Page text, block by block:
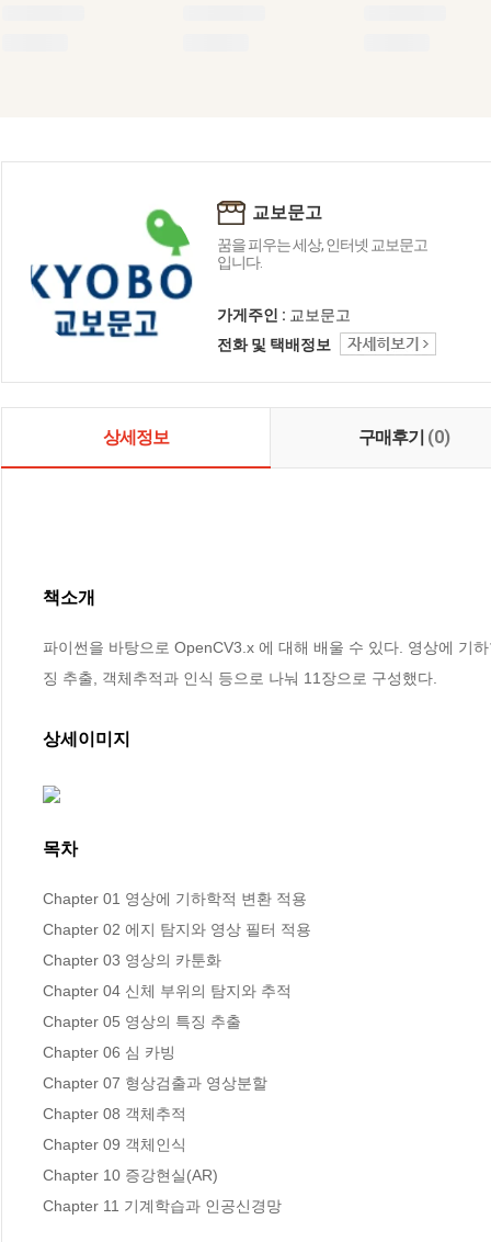
교보문고
꿈을 피우는 세상, 인터넷 교보문고
입니다.
가게주인 : 교보문고
전화 및 택배정보
상세정보 구매후기 (0)
책소개
파이썬을 바탕으로 OpenCV3.x 에 대해 배울 수 있다. 영상에 기
징 추출, 객체추적과 인식 등으로 나눠 11장으로 구성했다.
상세이미지
목차
Chapter 01 영상에 기하학적 변환 적용
Chapter 02 에지 탐지와 영상 필터 적용
Chapter 03 영상의 카툰화
Chapter 04 신체 부위의 탐지와 추적
Chapter 05 영상의 특징 추출
Chapter 06 심 카빙
Chapter 07 형상검출과 영상분할
Chapter 08 객체추적
Chapter 09 객체인식
Chapter 10 증강현실(AR)
Chapter 11 기계학습과 인공신경망